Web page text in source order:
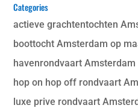
Categories
actieve grachtentochten
boottocht Amsterdam op
havenrondvaart Amsterdam
hop on hop off rondvaart
luxe prive rondvaart